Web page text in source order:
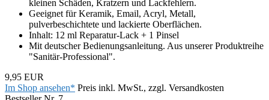
kleinen Schäden, Kratzern und Lackfehlern.
Geeignet für Keramik, Email, Acryl, Metall,
pulverbeschichtete und lackierte Oberflächen.
Inhalt: 12 ml Reparatur-Lack + 1 Pinsel
Mit deutscher Bedienungsanleitung. Aus unserer Produktreihe
"Sanitär-Professional".
9,95 EUR
Im Shop ansehen* Preis inkl. MwSt., zzgl. Versandkosten